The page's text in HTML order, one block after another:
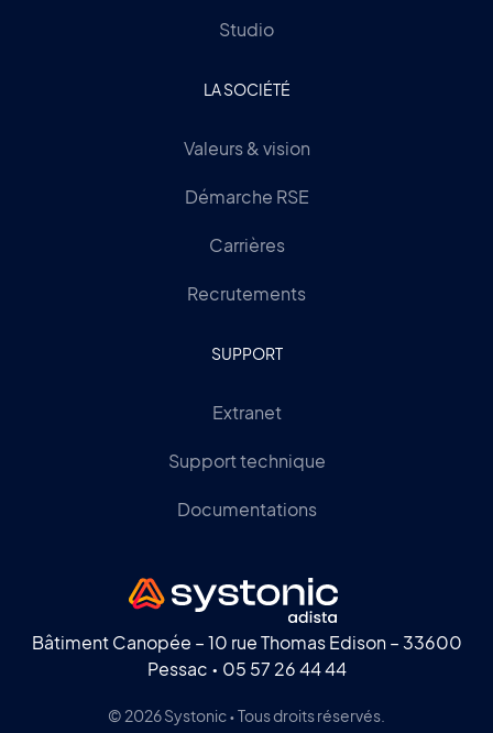
Studio
LA SOCIÉTÉ
Valeurs & vision
Démarche RSE
Carrières
Recrutements
SUPPORT
Extranet
Support technique
Documentations
Bâtiment Canopée – 10 rue Thomas Edison – 33600
Pessac • 05 57 26 44 44
© 2026 Systonic • Tous droits réservés.